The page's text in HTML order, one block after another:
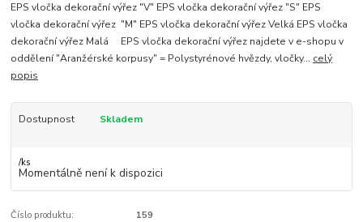
EPS vločka dekorační výřez "V" EPS vločka dekorační výřez "S" EPS
vločka dekorační výřez "M" EPS vločka dekorační výřez Velká EPS vločka
dekorační výřez Malá EPS vločka dekorační výřez najdete v e-shopu v
oddělení "Aranžérské korpusy" = Polystyrénové hvězdy, vločky... celý
popis
Dostupnost Skladem
/ks
Momentálně není k dispozici
Číslo produktu: 159